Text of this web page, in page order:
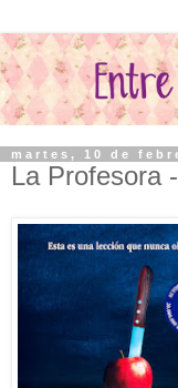
martes, 10 de
La Profesora